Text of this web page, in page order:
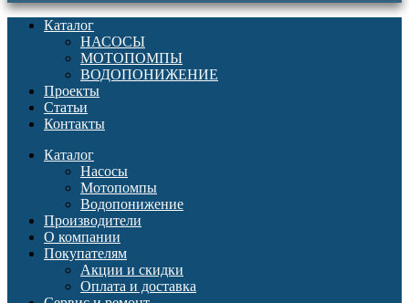
Каталог
НАСОСЫ
МОТОПОМПЫ
ВОДОПОНИЖЕНИЕ
Проекты
Статьи
Контакты
Каталог
Насосы
Мотопомпы
Водопонижение
Производители
О компании
Покупателям
Акции и скидки
Оплата и доставка